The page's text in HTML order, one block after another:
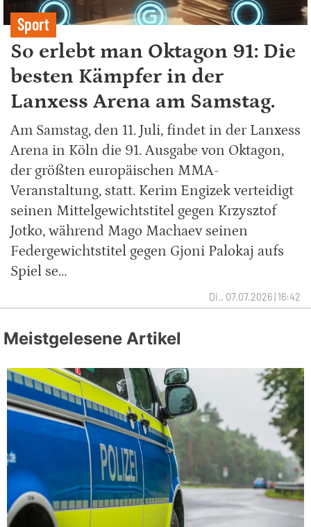
Sport
So erlebt man Oktagon 91: Die
besten Kämpfer in der
Lanxess Arena am Samstag.
Am Samstag, den 11. Juli, findet in der Lanxess
Arena in Köln die 91. Ausgabe von Oktagon,
der größten europäischen MMA-
Veranstaltung, statt. Kerim Engizek verteidigt
seinen Mittelgewichtstitel gegen Krzysztof
Jotko, während Mago Machaev seinen
Federgewichtstitel gegen Gjoni Palokaj aufs
Spiel se…
Di., 07.07.2026 | 16:42
Meistgelesene Artikel